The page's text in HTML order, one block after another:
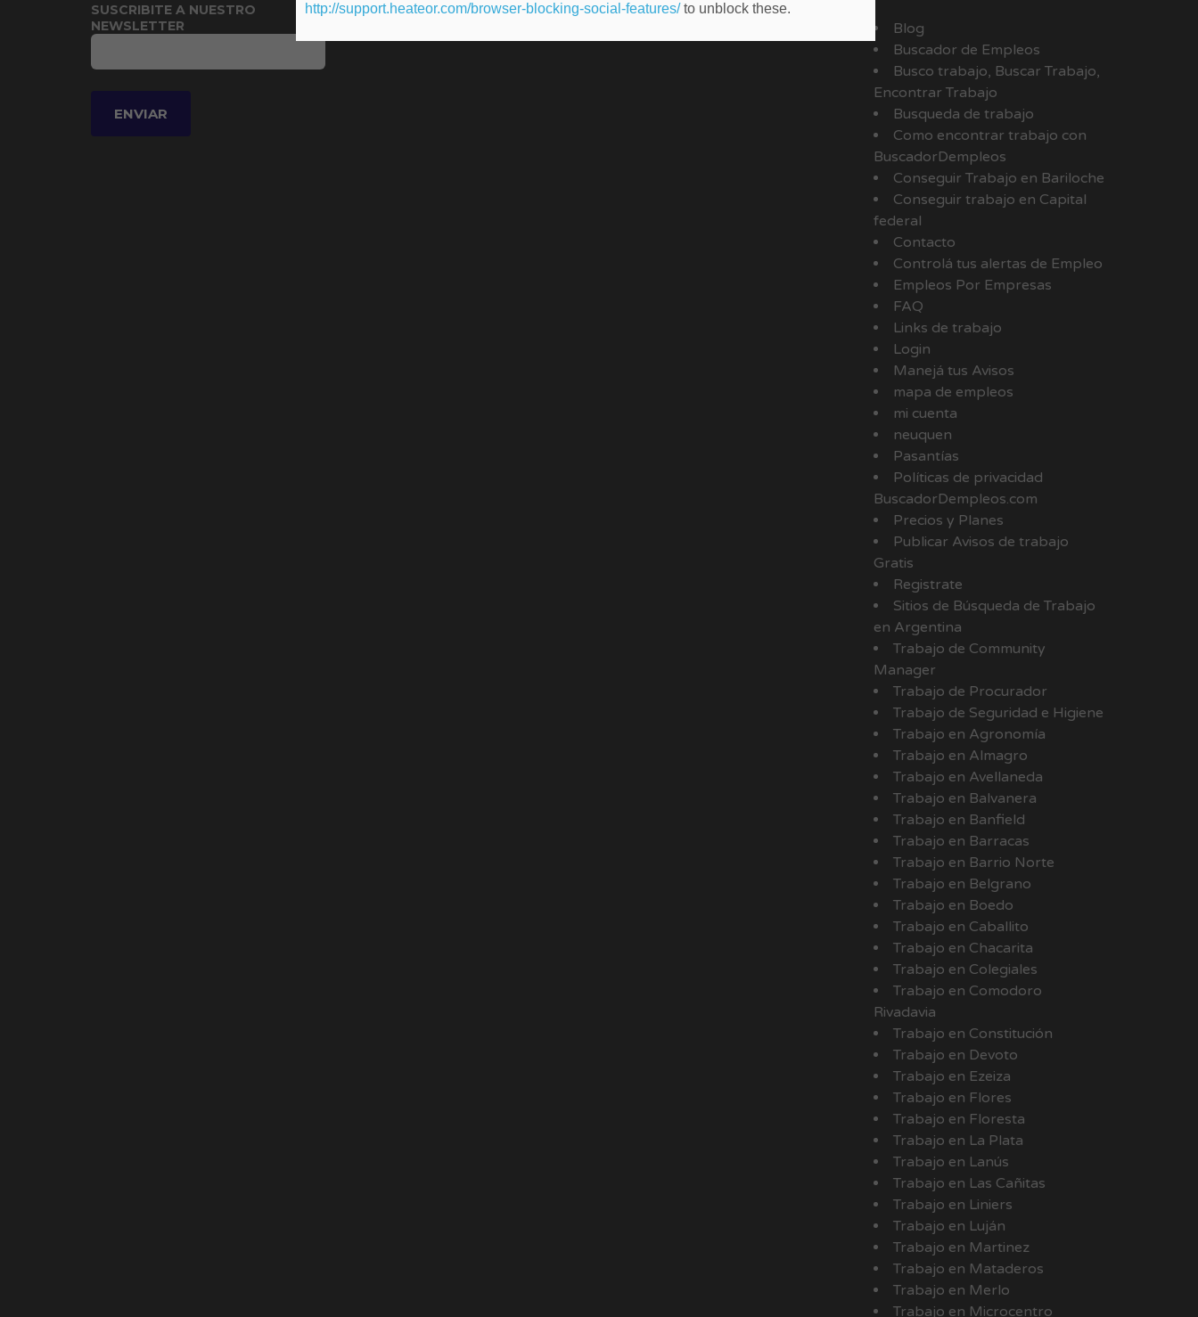
SUSCRIBITE A NUESTRO
NEWSLETTER
Blog
Buscador de Empleos
Busco trabajo, Buscar Trabajo,
Encontrar Trabajo
Busqueda de trabajo
Como encontrar trabajo con
BuscadorDempleos
Conseguir Trabajo en Bariloche
Conseguir trabajo en Capital
federal
Contacto
Controlá tus alertas de Empleo
Empleos Por Empresas
FAQ
Links de trabajo
Login
Manejá tus Avisos
mapa de empleos
mi cuenta
neuquen
Pasantías
Políticas de privacidad
BuscadorDempleos.com
Precios y Planes
Publicar Avisos de trabajo
Gratis
Registrate
Sitios de Búsqueda de Trabajo
en Argentina
Trabajo de Community
Manager
Trabajo de Procurador
Trabajo de Seguridad e Higiene
Trabajo en Agronomía
Trabajo en Almagro
Trabajo en Avellaneda
Trabajo en Balvanera
Trabajo en Banfield
Trabajo en Barracas
Trabajo en Barrio Norte
Trabajo en Belgrano
Trabajo en Boedo
Trabajo en Caballito
Trabajo en Chacarita
Trabajo en Colegiales
Trabajo en Comodoro
Rivadavia
Trabajo en Constitución
Trabajo en Devoto
Trabajo en Ezeiza
Trabajo en Flores
Trabajo en Floresta
Trabajo en La Plata
Trabajo en Lanús
Trabajo en Las Cañitas
Trabajo en Liniers
Trabajo en Luján
Trabajo en Martinez
Trabajo en Mataderos
Trabajo en Merlo
Trabajo en Microcentro
http://support.heateor.com/browser-blocking-social-features/to unblock these.